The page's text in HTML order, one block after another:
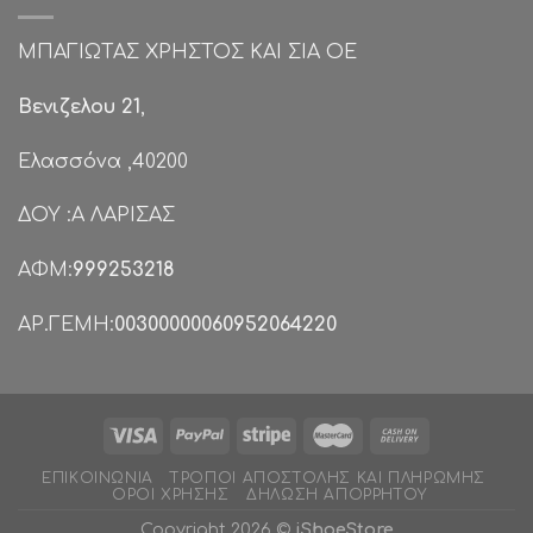
ΜΠΑΓΙΩΤΑΣ ΧΡΗΣΤΟΣ ΚΑΙ ΣΙΑ ΟΕ
Βενιζελου 21,
Ελασσόνα ,40200
ΔΟΥ :Α ΛΑΡΙΣΑΣ
ΑΦΜ:999253218
ΑΡ.ΓΕΜΗ:00300000060952064220
ΕΠΙΚΟΙΝΩΝΊΑ
ΤΡΌΠΟΙ ΑΠΟΣΤΟΛΉΣ ΚΑΙ ΠΛΗΡΩΜΉΣ
ΌΡΟΙ ΧΡΉΣΗΣ
ΔΉΛΩΣΗ ΑΠΟΡΡΉΤΟΥ